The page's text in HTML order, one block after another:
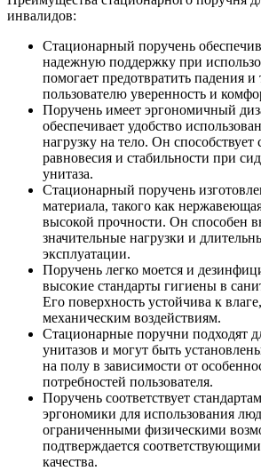
инвалидов:
Стационарный поручень
надежную поддержку при
помогает предотвратить падения
пользователю уверенность и
Поручень имеет эргономичный
обеспечивает удобство
нагрузку на тело. Он
равновесия и стабильности при
унитаза.
Стационарный поручень
материала, такого как
высокой прочности. Он способен
значительные нагрузки и
эксплуатации.
Поручень легко моется и
высокие стандарты гигиены в
Его поверхность устойчива к
механическим воздействиям.
Стационарные поручни подходят
унитазов и могут быть
на полу в зависимости от
потребностей пользователя.
Поручень соответствует
эргономики для использования
ограниченными физическими
подтверждается
качества.